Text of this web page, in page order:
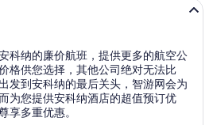
科纳的廉价航班，提供更多的航空公
格供您选择，其他公司绝对无法比
发到安科纳的最后关头，智游网会为
为您提供安科纳酒店的超值预订优
享多重优惠。